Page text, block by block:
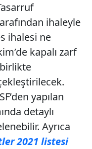
ihaleyle
ihalesi ne
kapalı zarf
yapılan
detaylı
Ayrıca
2021 listesi